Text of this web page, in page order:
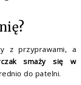
z przyprawami, a
smaży się w
do patelni.